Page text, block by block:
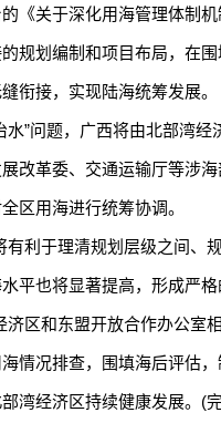
关于深化用海管理体制机
规划编制和项目布局，在
衔接，实现陆海统筹发展。
”问题，广西将由北部湾经
改革委、交通运输厅等涉
区用海进行统筹协调。
利于理清规划层级之间、
平也将显著提高，形成严
济区和东盟开放合作办公室
情况排查，围填海后评估
湾经济区持续健康发展。(